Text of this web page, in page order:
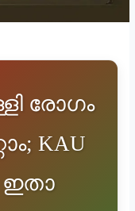
രോഗം
KAU
ഇതാ